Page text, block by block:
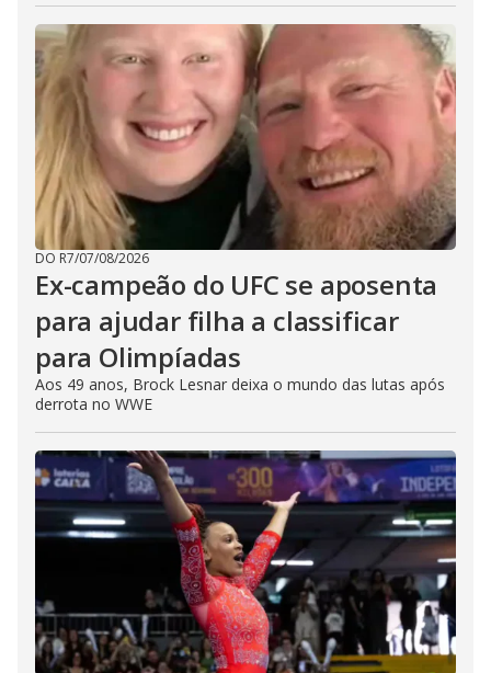
DO R7/07/08/2026
Ex-campeão do UFC se aposenta
para ajudar filha a classificar
para Olimpíadas
Aos 49 anos, Brock Lesnar deixa o mundo das lutas após
derrota no WWE